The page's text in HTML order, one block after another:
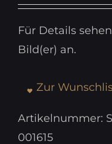
Für Details
Bild(er) an.
Zur
Artikelnummer:
001615